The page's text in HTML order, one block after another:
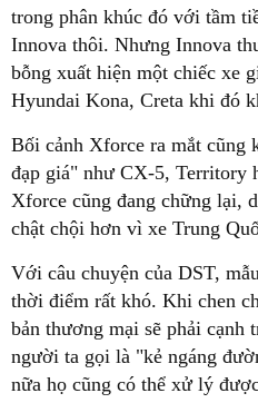
trong phân khúc đó với tầm
Innova thôi. Nhưng Innova
bỗng xuất hiện một chiếc xe
Hyundai Kona, Creta khi đó
Bối cảnh Xforce ra mắt cũng
đạp giá" như CX-5, Territory
Xforce cũng đang chững lại,
chật chội hơn vì xe Trung
Với câu chuyện của DST,
thời điểm rất khó. Khi chen
bản thương mại sẽ phải cạnh
người ta gọi là "kẻ ngáng
nữa họ cũng có thể xử lý